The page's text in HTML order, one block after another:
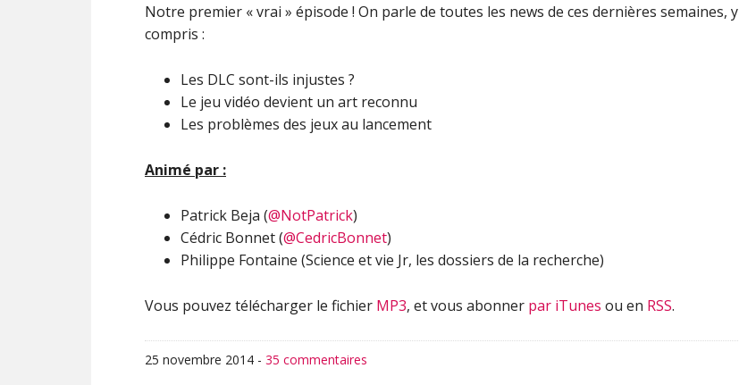
pour
Notre premier « vrai » épisode ! On parle de toutes les news de ces dernières semaines, y
compris :
Les DLC sont-ils injustes ?
Le jeu vidéo devient un art reconnu
Les problèmes des jeux au lancement
Animé par :
Patrick Beja (@NotPatrick)
Cédric Bonnet (@CedricBonnet)
Philippe Fontaine (Science et vie Jr, les dossiers de la recherche)
Vous pouvez télécharger le fichier MP3, et vous abonner par iTunes ou en RSS.
25 novembre 2014 - 35 commentaires